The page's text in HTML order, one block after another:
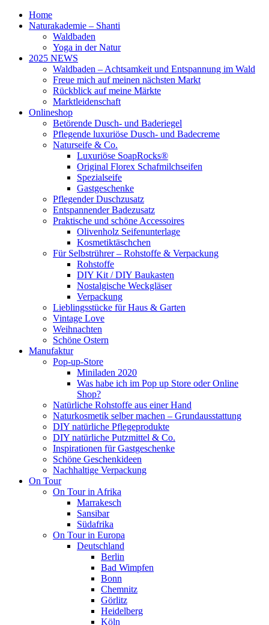
Home
Naturakademie – Shanti
Waldbaden
Yoga in der Natur
2025 NEWS
Waldbaden – Achtsamkeit und Entspannung im Wald
Freue mich auf meinen nächsten Markt
Rückblick auf meine Märkte
Marktleidenschaft
Onlineshop
Betörende Dusch- und Baderiegel
Pflegende luxuriöse Dusch- und Badecreme
Naturseife & Co.
Luxuriöse SoapRocks®
Original Florex Schafmilchseifen
Spezialseife
Gastgeschenke
Pflegender Duschzusatz
Entspannender Badezusatz
Praktische und schöne Accessoires
Olivenholz Seifenunterlage
Kosmetiktäschchen
Für Selbstrührer – Rohstoffe & Verpackung
Rohstoffe
DIY Kit / DIY Baukasten
Nostalgische Weckgläser
Verpackung
Lieblingsstücke für Haus & Garten
Vintage Love
Weihnachten
Schöne Ostern
Manufaktur
Pop-up-Store
Miniladen 2020
Was habe ich im Pop up Store oder Online
Shop?
Natürliche Rohstoffe aus einer Hand
Naturkosmetik selber machen – Grundausstattung
DIY natürliche Pflegeprodukte
DIY natürliche Putzmittel & Co.
Inspirationen für Gastgeschenke
Schöne Geschenkideen
Nachhaltige Verpackung
On Tour
On Tour in Afrika
Marrakesch
Sansibar
Südafrika
On Tour in Europa
Deutschland
Berlin
Bad Wimpfen
Bonn
Chemnitz
Görlitz
Heidelberg
Köln